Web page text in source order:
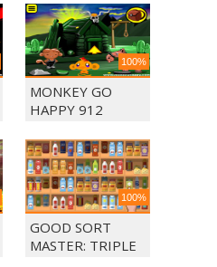
100%
MONKEY GO
HAPPY 912
100%
GOOD SORT
MASTER: TRIPLE